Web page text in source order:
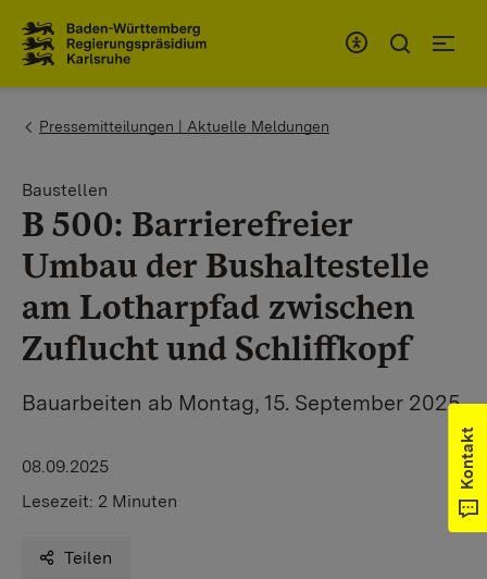
You are here:
Pressemitteilungen | Aktuelle Meldungen
Baustellen
B 500: Barrierefreier
Umbau der Bushaltestelle
am Lotharpfad zwischen
Zuflucht und Schliffkopf
Bauarbeiten ab Montag, 15. September 2025
08.09.2025
Lesezeit: 2 Minuten
Teilen
Kontakt